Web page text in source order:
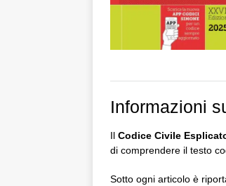
Informazioni
Il Codice Civile
di comprendere il testo
Sotto ogni articolo è